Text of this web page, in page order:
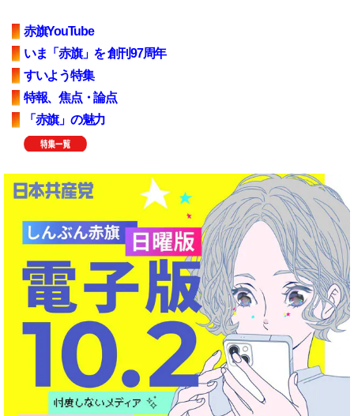
赤旗YouTube
いま「赤旗」を 創刊97周年
すいよう特集
特報、焦点・論点
「赤旗」の魅力